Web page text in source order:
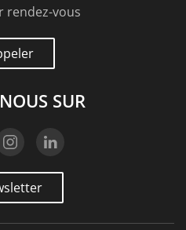
rendez-vous
SUR